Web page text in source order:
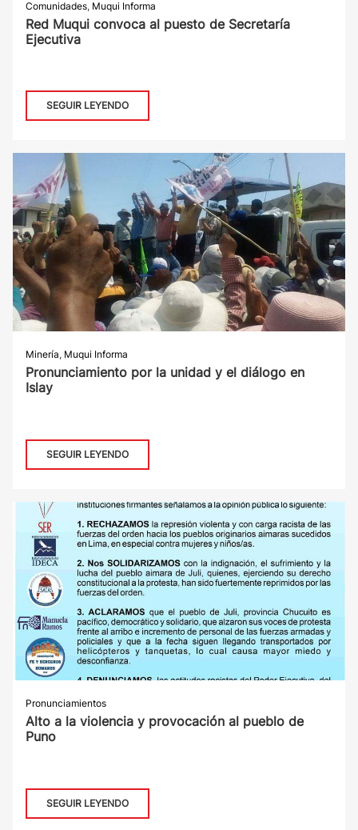
Comunidades, Muqui Informa
Red Muqui convoca al puesto de Secretaría
Ejecutiva
SEGUIR LEYENDO
Minería, Muqui Informa
Pronunciamiento por la unidad y el diálogo en
Islay
SEGUIR LEYENDO
Pronunciamientos
Alto a la violencia y provocación al pueblo de
Puno
SEGUIR LEYENDO